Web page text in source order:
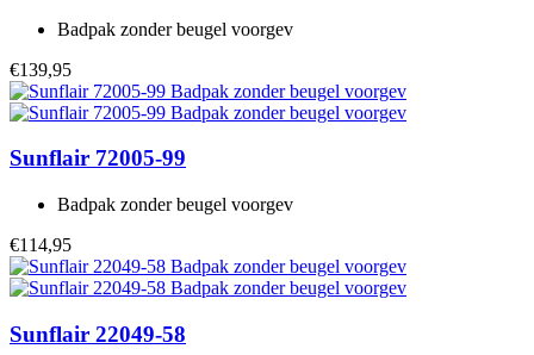
Badpak zonder beugel voorgev
€139,95
Sunflair 72005-99
Badpak zonder beugel voorgev
€114,95
Sunflair 22049-58